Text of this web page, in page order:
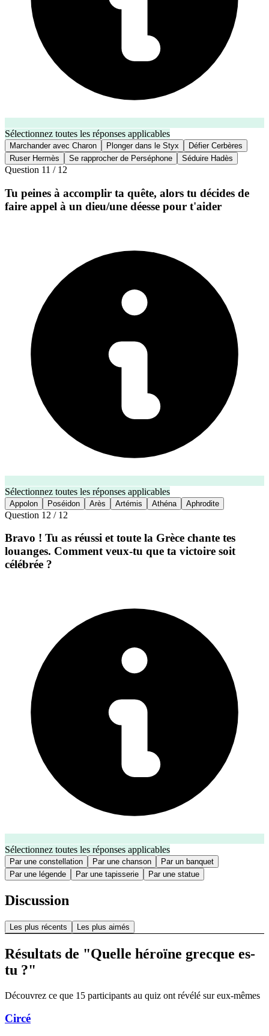
Sélectionnez toutes les réponses applicables
Marchander avec Charon Plonger dans le Styx
Défier Cerbères
Ruser Hermès
Se rapprocher de Perséphone Séduire Hadès
Question 11 / 12
Tu peines à accomplir ta quête, alors tu décides de
faire appel à un dieu/une déesse pour t'aider
Sélectionnez toutes les réponses applicables
Appolon Poséidon Arès Artémis Athéna Aphrodite
Question 12 / 12
Bravo ! Tu as réussi et toute la Grèce chante tes
louanges. Comment veux-tu que ta victoire soit
célébrée ?
Sélectionnez toutes les réponses applicables
Par une constellation Par une chanson
Par un banquet
Par une légende
Par une tapisserie Par une statue
Discussion
Les plus récents Les plus aimés
Résultats de "Quelle héroïne grecque es-
tu ?"
Découvrez ce que 15 participants au quiz ont révélé sur eux-mêmes
Circé